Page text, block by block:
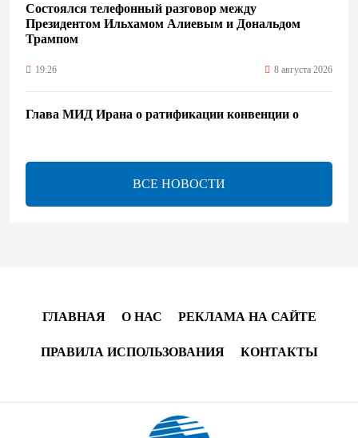
Состоялся телефонный разговор между
Президентом Ильхамом Алиевым и Дональдом
Трампом
19:26 8 августа 2026
Глава МИД Ирана о ратификации конвенции о
17:56 8 августа 2026
Иран и Оман близки к соглашению по Ормузскому
институционализации процесса нормализации
между Азербайджаном и Арменией — Цукерман
17:00 8 августа 2026
Хикмет Гаджиев поделился публикацией в связи с
годовщиной Вашингтонского саммита (ВИДЕО)
ВСЕ НОВОСТИ
ГЛАВНАЯ О НАС РЕКЛАМА НА САЙТЕ
ПРАВИЛА ИСПОЛЬЗОВАНИЯ КОНТАКТЫ